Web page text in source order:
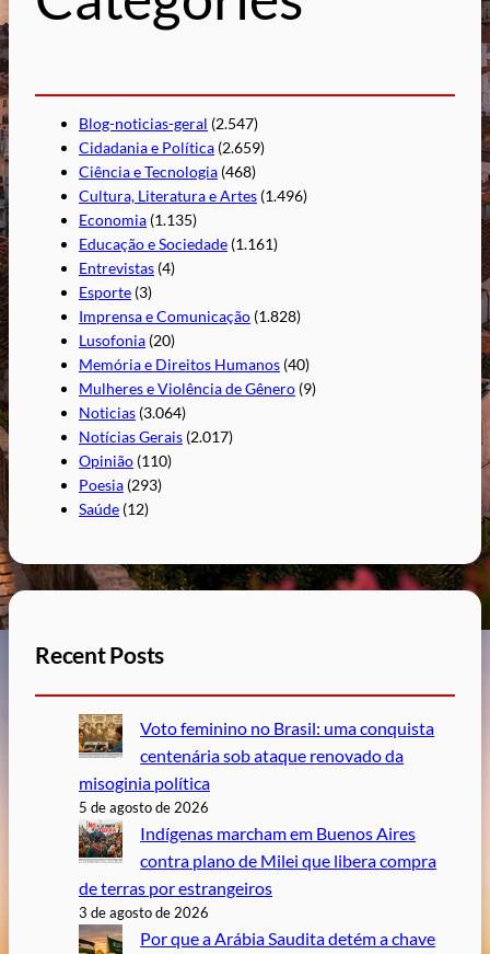
Blog-noticias-geral (2.547)
Cidadania e Política (2.659)
Ciência e Tecnologia (468)
Cultura, Literatura e Artes (1.496)
Economia (1.135)
Educação e Sociedade (1.161)
Entrevistas (4)
Esporte (3)
Imprensa e Comunicação (1.828)
Lusofonia (20)
Memória e Direitos Humanos (40)
Mulheres e Violência de Gênero (9)
Noticias (3.064)
Notícias Gerais (2.017)
Opinião (110)
Poesia (293)
Saúde (12)
Recent Posts
Voto feminino no Brasil: uma conquista
centenária sob ataque renovado da
misoginia política
5 de agosto de 2026
Indígenas marcham em Buenos Aires
contra plano de Milei que libera compra
de terras por estrangeiros
3 de agosto de 2026
Por que a Arábia Saudita detém a chave